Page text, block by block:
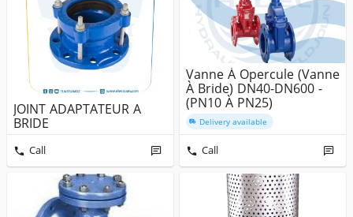
JOINT ADAPTATEUR A
BRIDE
Call
Vanne À Opercule (Vanne
À Bride) DN40-DN600 -
(PN10 À PN25)
Delivery available
Call